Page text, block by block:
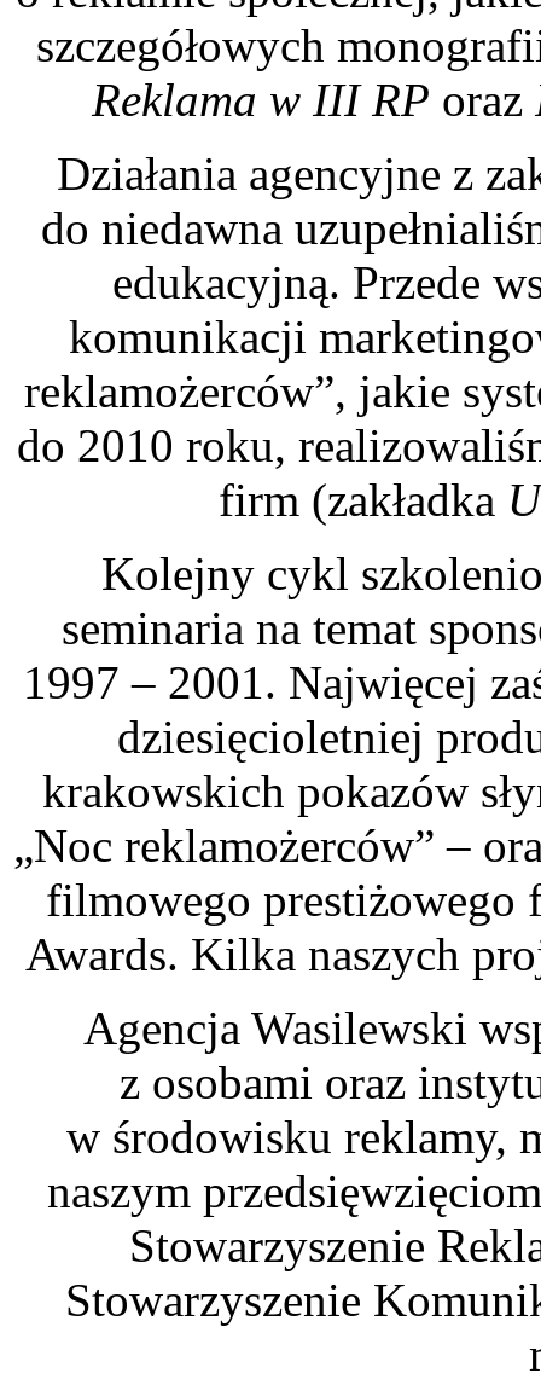
szczegółowych
Reklama w III RP oraz
Działania agencyjne z
do niedawna
edukacyjną. Przede
komunikacji
reklamożerców”, jakie
do 2010 roku,
firm (zakładka
Kolejny cykl
seminaria na temat
1997 – 2001. Najwięcej
dziesięcioletniej
krakowskich pokazów
„Noc reklamożerców” –
filmowego prestiżowego
Awards. Kilka naszych
Agencja Wasilewski
z osobami oraz
w środowisku reklamy,
naszym
Stowarzyszenie
Stowarzyszenie